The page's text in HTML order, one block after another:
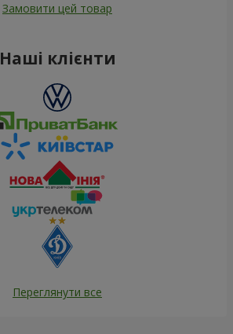
Замовити цей товар
Наші клієнти
Переглянути все